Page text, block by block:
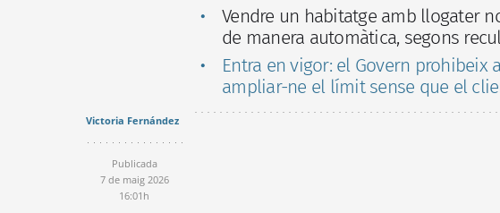
Vendre un habitatge amb llogater
de manera automàtica, segons
Entra en vigor: el Govern prohibeix
ampliar-ne el límit sense que el
Victoria Fernández
Publicada
7 de maig 2026
16:01h